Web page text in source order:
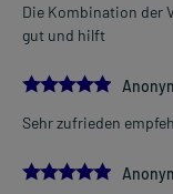
Die Kombination der
gut und hilft
5.0
Sehr zufrieden
5.0